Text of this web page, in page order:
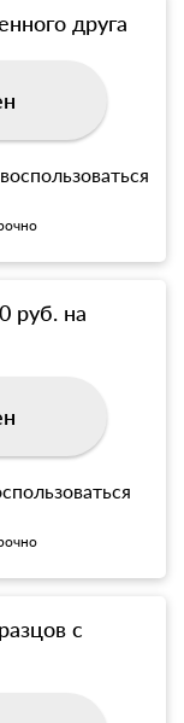
друга
руб. на
с